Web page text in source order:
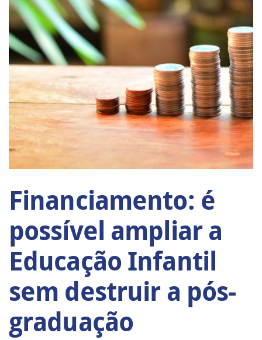
Financiamento: é
possível ampliar a
Educação Infantil
sem destruir a pós-
graduação